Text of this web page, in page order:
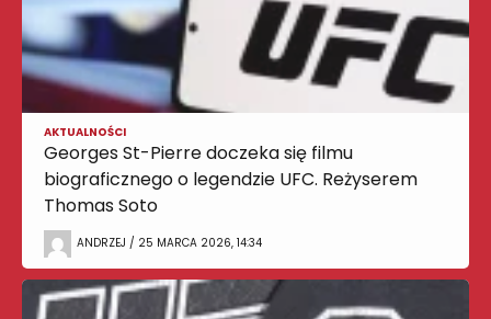
AKTUALNOŚCI
Georges St-Pierre doczeka się filmu
biograficznego o legendzie UFC. Reżyserem
Thomas Soto
ANDRZEJ / 25 MARCA 2026, 14:34